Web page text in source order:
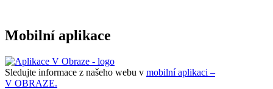
Mobilní aplikace
Sledujte informace z našeho webu v mobilní aplikaci –
V OBRAZE.